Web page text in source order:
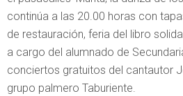
continúa a las 20.00 horas con
de restauración, feria del libro
a cargo del alumnado de
conciertos gratuitos del cantautor
grupo palmero Taburiente.